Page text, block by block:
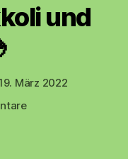
und
März 2022
zu